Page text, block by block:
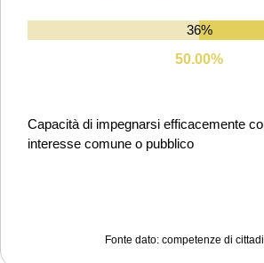
36%
50.00%
Capacità di impegnarsi efficacemente
interesse comune o pubblico
Fonte dato: competenze di